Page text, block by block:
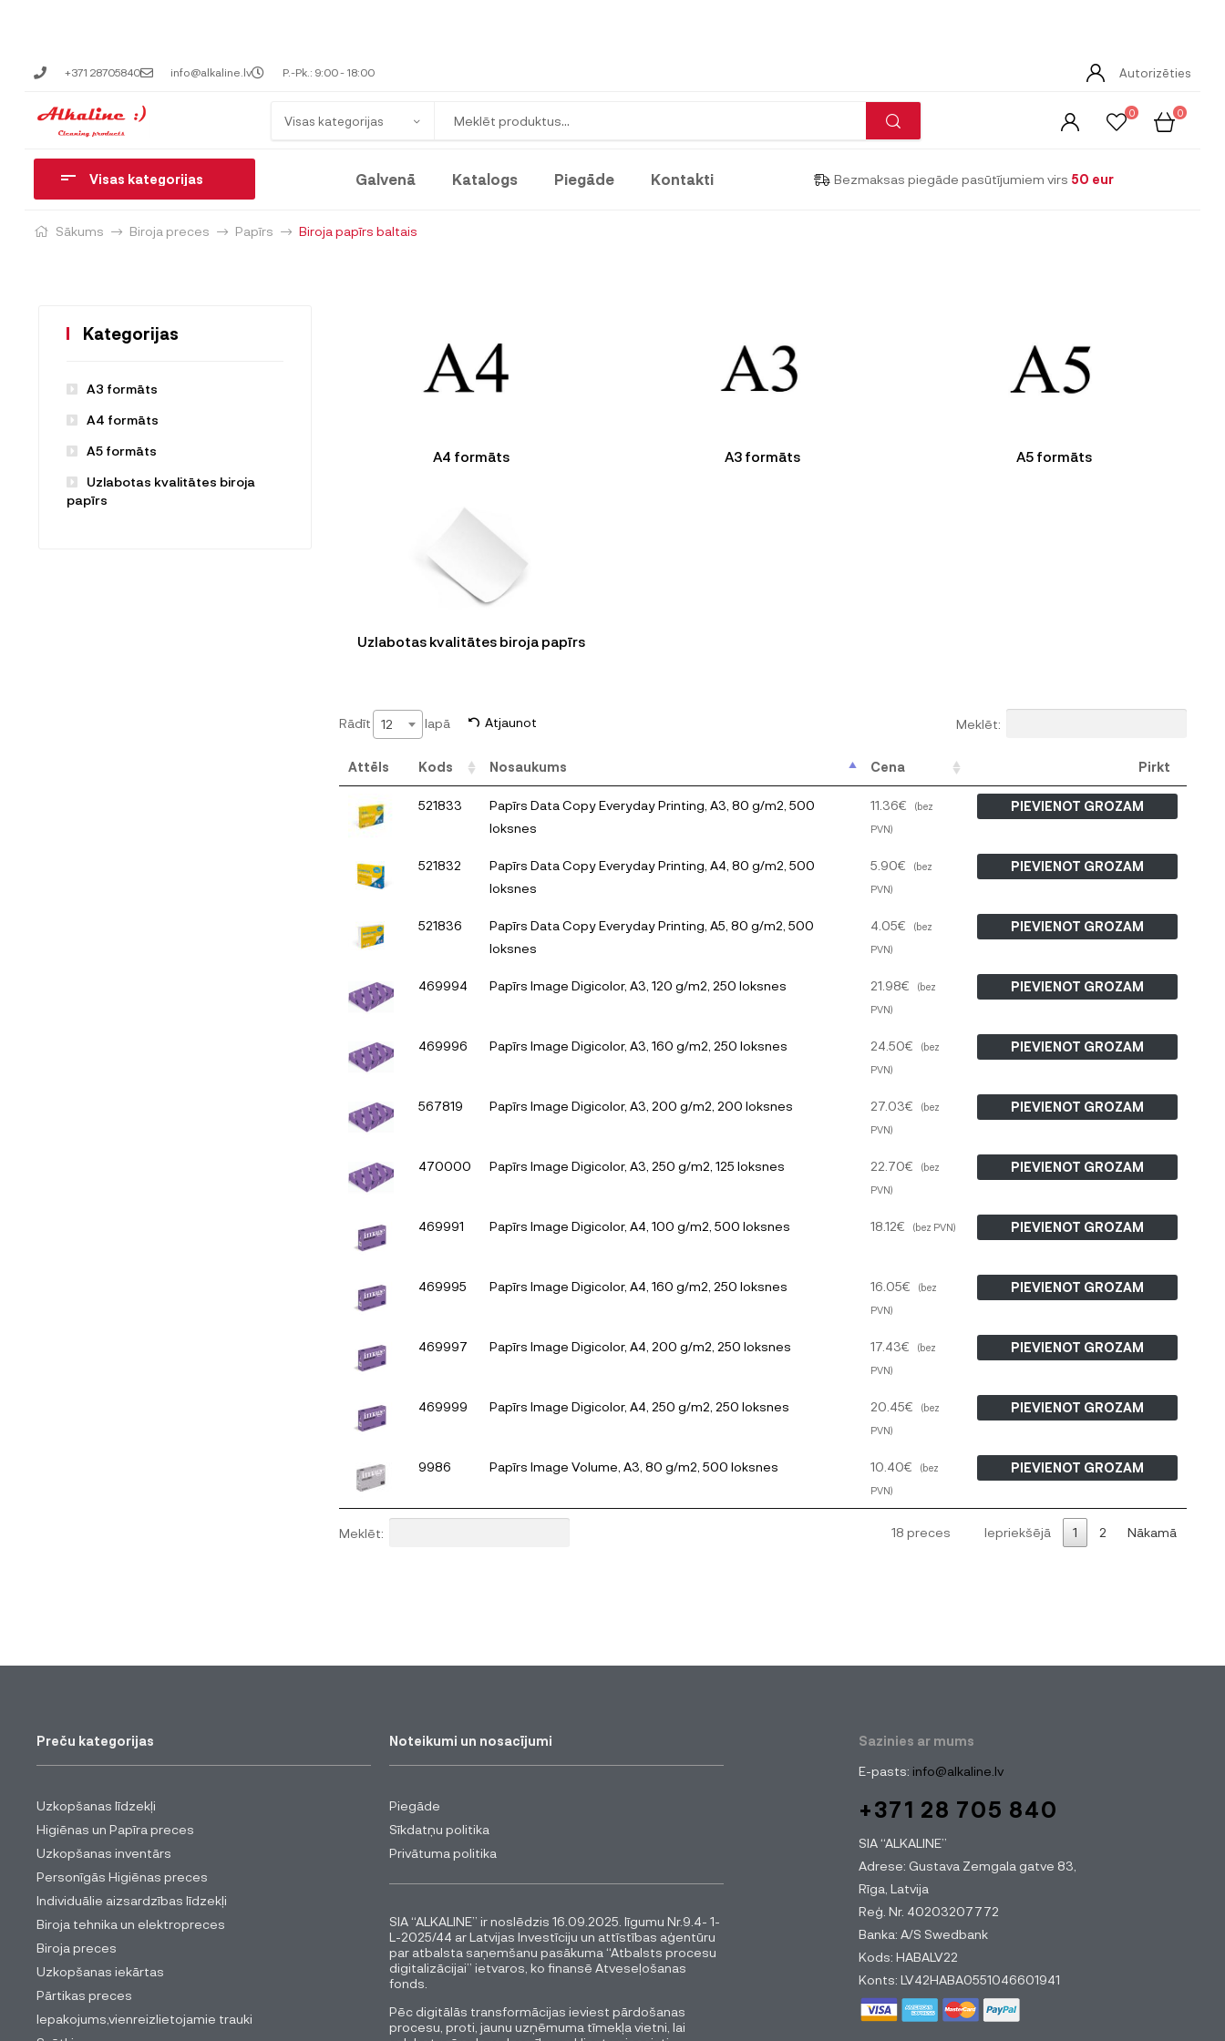
+371 28705840 info@alkaline.lv P.-Pk.: 9:00 - 18:00 Autorizēties
Visas kategorijas
0 0
Visas kategorijas Galvenā Katalogs Piegāde Kontakti Bezmaksas piegāde pasūtījumiem virs 50 eur
Sākums Biroja preces Papīrs Biroja papīrs baltais
A4 formāts A3 formāts A5 formāts
Uzlabotas kvalitātes biroja papīrs
Rādīt 12 lapā Atjaunot Meklēt:
Attēls Kods Nosaukums Cena Pirkt
521833
Papīrs Data Copy Everyday Printing, A3, 80 g/m2, 500
loksnes
11.36€
(bez
PVN)
PIEVIENOT GROZAM
521832
Papīrs Data Copy Everyday Printing, A4, 80 g/m2, 500
loksnes
5.90€
(bez
PVN)
PIEVIENOT GROZAM
521836
Papīrs Data Copy Everyday Printing, A5, 80 g/m2, 500
loksnes
4.05€
(bez
PVN)
PIEVIENOT GROZAM
469994 Papīrs Image Digicolor, A3, 120 g/m2, 250 loksnes 21.98€
(bez
PVN)
PIEVIENOT GROZAM
469996 Papīrs Image Digicolor, A3, 160 g/m2, 250 loksnes 24.50€
(bez
PVN)
PIEVIENOT GROZAM
567819 Papīrs Image Digicolor, A3, 200 g/m2, 200 loksnes 27.03€
(bez
PVN)
PIEVIENOT GROZAM
470000 Papīrs Image Digicolor, A3, 250 g/m2, 125 loksnes 22.70€
(bez
PVN)
PIEVIENOT GROZAM
469991 Papīrs Image Digicolor, A4, 100 g/m2, 500 loksnes 18.12€ (bez PVN) PIEVIENOT GROZAM
469995 Papīrs Image Digicolor, A4, 160 g/m2, 250 loksnes 16.05€
(bez
PVN)
PIEVIENOT GROZAM
469997 Papīrs Image Digicolor, A4, 200 g/m2, 250 loksnes 17.43€
(bez
PVN)
PIEVIENOT GROZAM
469999 Papīrs Image Digicolor, A4, 250 g/m2, 250 loksnes 20.45€
(bez
PVN)
PIEVIENOT GROZAM
9986 Papīrs Image Volume, A3, 80 g/m2, 500 loksnes 10.40€
(bez
PVN)
PIEVIENOT GROZAM
Meklēt: 18 preces Iepriekšējā 1 2 Nākamā
Kategorijas
A3 formāts
A4 formāts
A5 formāts
Uzlabotas kvalitātes biroja
papīrs
Preču kategorijas
Uzkopšanas līdzekļi
Higiēnas un Papīra preces
Uzkopšanas inventārs
Personīgās Higiēnas preces
Individuālie aizsardzības līdzekļi
Biroja tehnika un elektropreces
Biroja preces
Uzkopšanas iekārtas
Pārtikas preces
Iepakojums,vienreizlietojamie trauki
Noteikumi un nosacījumi
Piegāde
Sīkdatņu politika
Privātuma politika
SIA “ALKALINE” ir noslēdzis 16.09.2025. līgumu Nr.9.4- 1-
L-2025/44 ar Latvijas Investīciju un attīstības aģentūru
par atbalsta saņemšanu pasākuma “Atbalsts procesu
digitalizācijai” ietvaros, ko finansē Atveseļošanas
fonds.
Pēc digitālās transformācijas ieviest pārdošanas
procesu, proti, jaunu uzņēmuma tīmekļa vietni, lai
Sazinies ar mums
E-pasts: info@alkaline.lv
+371 28 705 840
SIA “ALKALINE”
Adrese: Gustava Zemgala gatve 83,
Rīga, Latvija
Reģ. Nr. 40203207772
Banka: A/S Swedbank
Kods: HABALV22
Konts: LV42HABA0551046601941